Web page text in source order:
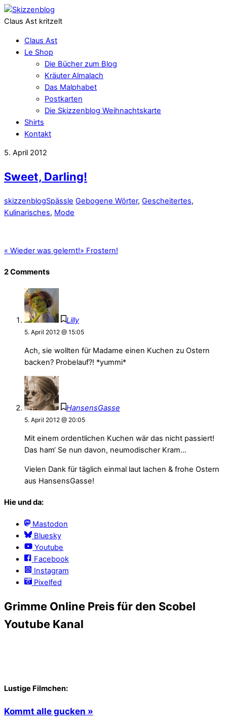
Claus Ast kritzelt
Claus Ast
Le Shop
Die Bücher zum Blog
Kräuter Almalach
Das Malphabet
Postkarten
Die Skizzenblog Weihnachtskarte
Shirts
Kontakt
5. April 2012
Sweet, Darling!
skizzenblogSpässle Gebogene Wörter, Gescheitertes,
Kulinarisches, Mode
« Wieder was gelernt!» Frostern!
2 Comments
Lilly
5. April 2012 @ 15:05
Ach, sie wollten für Madame einen Kuchen zu Ostern
backen? Probelauf?! *yummi*
HansensGasse
5. April 2012 @ 20:05
Mit einem ordentlichen Kuchen wär das nicht passiert!
Das ham‘ Se nun davon, neumodischer Kram…
Vielen Dank für täglich einmal laut lachen & frohe Ostern
aus HansensGasse!
Hie und da:
Mastodon
Bluesky
Youtube
Facebook
Instagram
Pixelfed
Grimme Online Preis für den Scobel
Youtube Kanal
Lustige Filmchen:
Kommt alle gucken »